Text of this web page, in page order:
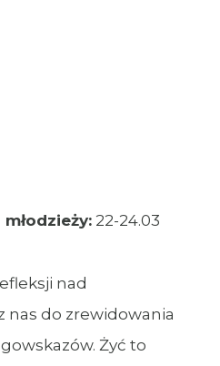
22-24.03
nad
nas do zrewidowania
Żyć to